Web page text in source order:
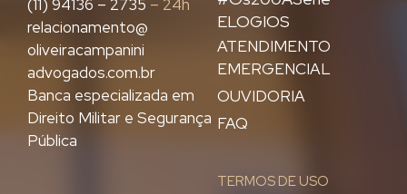
ELOGIOS
ATENDIMENTO
EMERGENCIAL
OUVIDORIA
FAQ
TERMOS DE USO
(11) 94136 – 2735 – 24h
relacionamento@
oliveiracampanini
advogados.com.br
Banca especializada em
Direito Militar e Segurança
Pública